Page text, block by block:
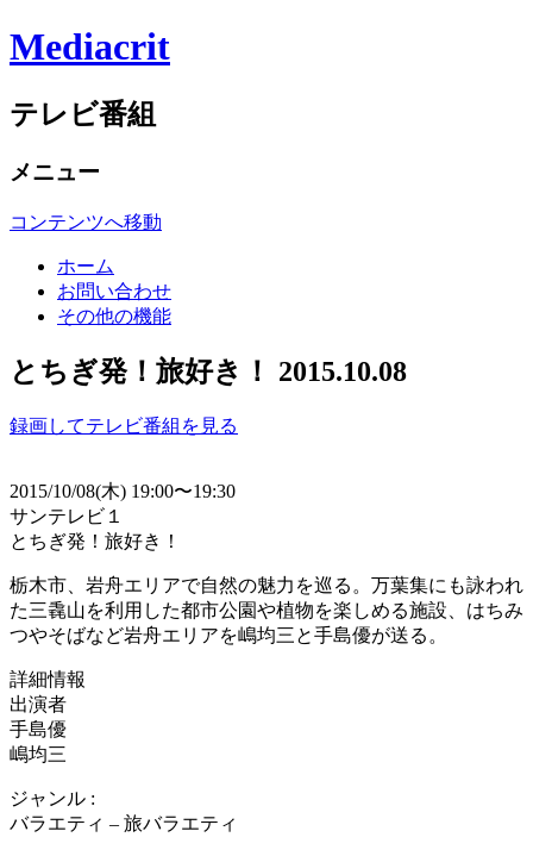
Mediacrit
テレビ番組
メニュー
コンテンツへ移動
ホーム
お問い合わせ
その他の機能
とちぎ発！旅好き！ 2015.10.08
録画してテレビ番組を見る
2015/10/08(木) 19:00〜19:30
サンテレビ１
とちぎ発！旅好き！
栃木市、岩舟エリアで自然の魅力を巡る。万葉集にも詠われ
た三毳山を利用した都市公園や植物を楽しめる施設、はちみ
つやそばなど岩舟エリアを嶋均三と手島優が送る。
詳細情報
出演者
手島優
嶋均三
ジャンル :
バラエティ – 旅バラエティ